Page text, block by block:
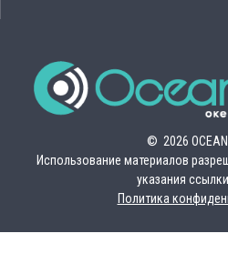
© 2026 OCEAN
Использование материалов
указания
Политика